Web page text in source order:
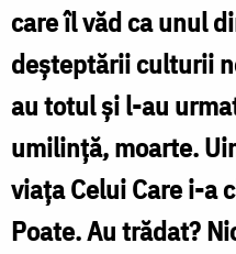
care îl văd ca unul
deșteptării culturii
au totul și l-au
umilință, moarte.
viața Celui Care i-a
Poate. Au trădat?